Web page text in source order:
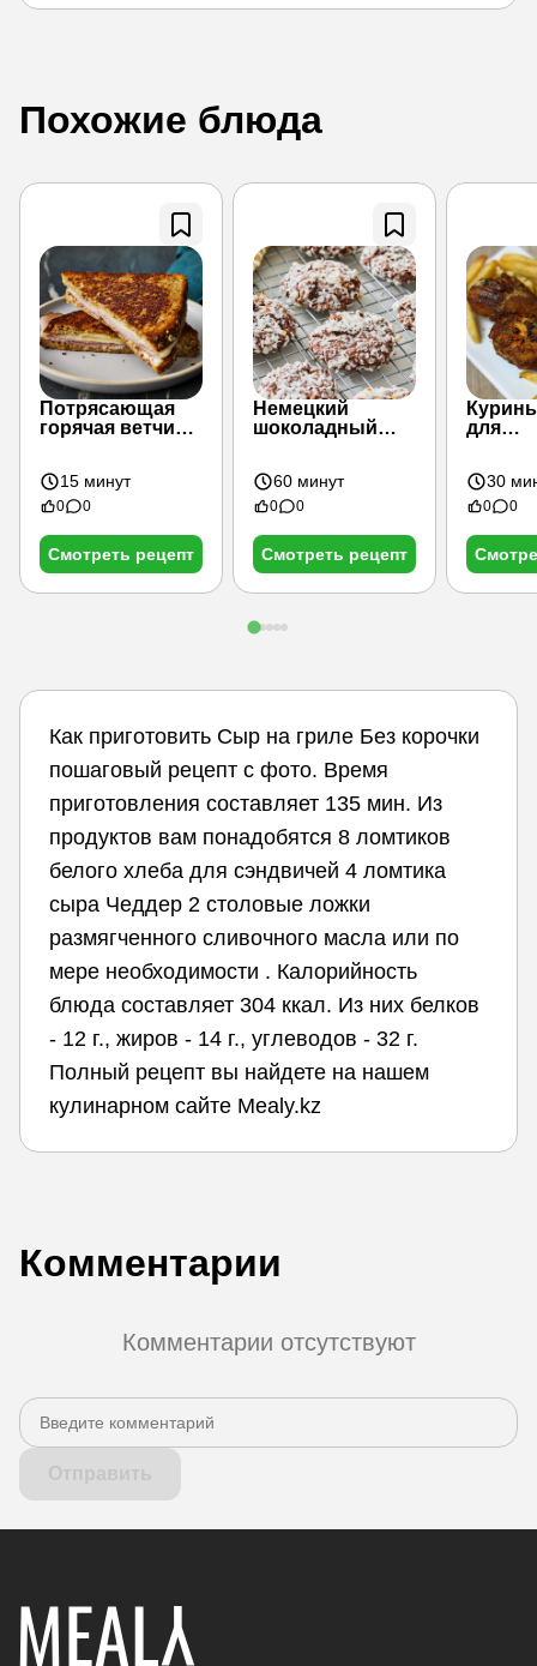
Похожие блюда
Потрясающая
горячая ветчина
15 минут
0 0
Смотреть рецепт
Немецкий
шоколадный
60 минут
0 0
Смотреть рецепт
для
30
0 0
Как приготовить Сыр на гриле Без корочки
пошаговый рецепт с фото. Время
приготовления составляет 135 мин. Из
продуктов вам понадобятся 8 ломтиков
белого хлеба для сэндвичей 4 ломтика
сыра Чеддер 2 столовые ложки
размягченного сливочного масла или по
мере необходимости . Калорийность
блюда составляет 304 ккал. Из них белков
- 12 г., жиров - 14 г., углеводов - 32 г.
Полный рецепт вы найдете на нашем
кулинарном сайте Mealy.kz
Комментарии
Комментарии отсутствуют